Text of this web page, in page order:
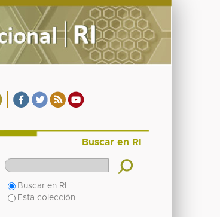
Buscar en RI
Buscar en RI
Esta colección